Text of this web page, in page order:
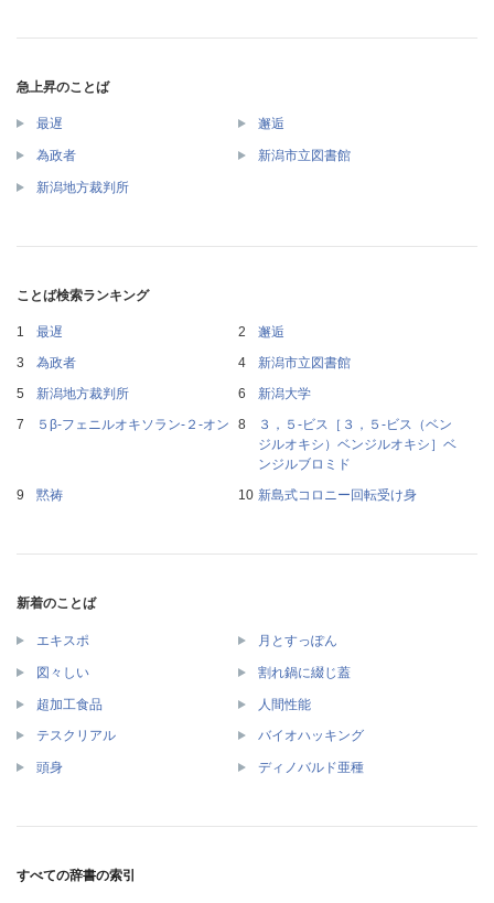
急上昇のことば
最遅 邂逅
為政者 新潟市立図書館
新潟地方裁判所
ことば検索ランキング
最遅
邂逅
為政者
新潟市立図書館
新潟地方裁判所
新潟大学
５β‐フェニルオキソラン‐２‐オン
３，５‐ビス［３，５‐ビス（ベン
ジルオキシ）ベンジルオキシ］ベ
ンジルブロミド
黙祷
新島式コロニー回転受け身
新着のことば
エキスポ 月とすっぽん
図々しい 割れ鍋に綴じ蓋
超加工食品 人間性能
テスクリアル バイオハッキング
頭身 ディノバルド亜種
すべての辞書の索引